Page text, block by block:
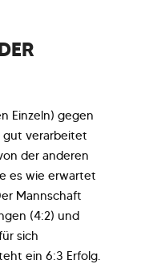
Einzeln) gegen
gut verarbeitet
der anderen
es wie erwartet
Mannschaft
(4:2) und
sich
ein 6:3 Erfolg.